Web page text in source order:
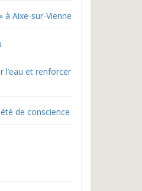
à Aixe-sur-Vienne
l’eau et renforcer
de conscience